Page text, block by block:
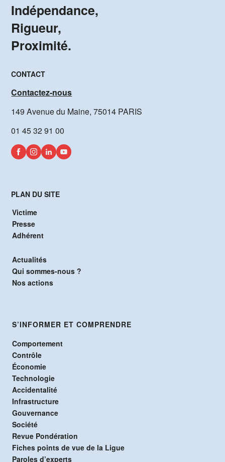
Indépendance,
Rigueur,
Proximité.
CONTACT
Contactez-nous
149 Avenue du Maine, 75014 PARIS
01 45 32 91 00
PLAN DU SITE
Victime
Presse
Adhérent
Actualités
Qui sommes-nous ?
Nos actions
S’INFORMER ET COMPRENDRE
Comportement
Contrôle
Économie
Technologie
Accidentalité
Infrastructure
Gouvernance
Société
Revue Pondération
Fiches points de vue de la Ligue
Paroles d’experts